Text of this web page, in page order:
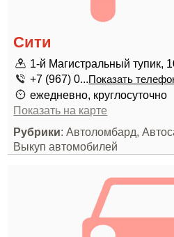
Сити
1-й Магистральный тупик,
+7 (967) 0...Показать
ежедневно, круглосуточно
Показать на карте
Рубрики: Автоломбард,
Выкуп автомобилей